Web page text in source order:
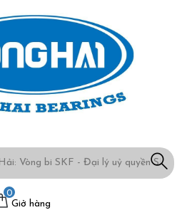
0
Giở hàng